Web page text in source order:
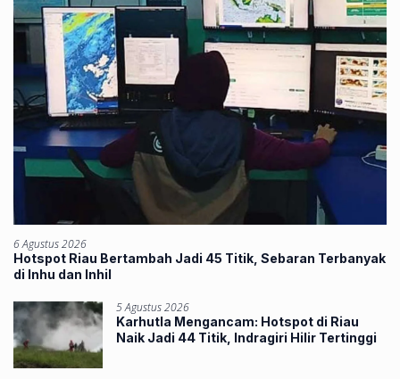
6 Agustus 2026
Hotspot Riau Bertambah Jadi 45 Titik, Sebaran Terbanyak
di Inhu dan Inhil
5 Agustus 2026
Karhutla Mengancam: Hotspot di Riau
Naik Jadi 44 Titik, Indragiri Hilir Tertinggi